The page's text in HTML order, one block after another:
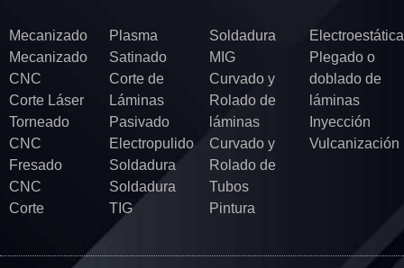
Mecanizado
Mecanizado
CNC
Corte Láser
Torneado
CNC
Fresado
CNC
Corte
Plasma
Satinado
Corte de
Láminas
Pasivado
Electropulido
Soldadura
Soldadura
TIG
Soldadura
MIG
Curvado y
Rolado de
láminas
Curvado y
Rolado de
Tubos
Pintura
Electroestática
Plegado o
doblado de
láminas
Inyección
Vulcanización